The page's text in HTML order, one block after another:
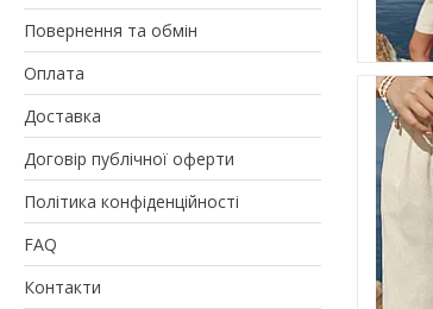
Повернення та обмін
Оплата
Доставка
Договір публічної оферти
Політика конфіденційності
FAQ
Контакти